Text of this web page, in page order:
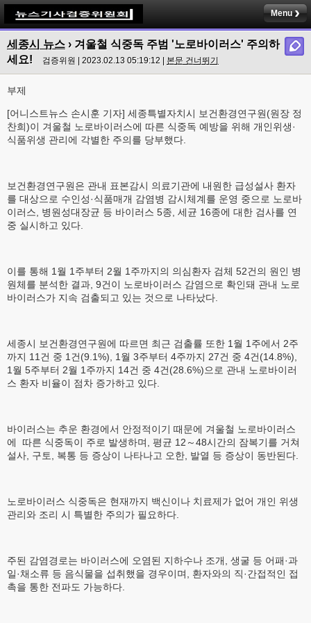
Menu
세종시 뉴스 › 겨울철 식중독 주범 '노로바이러스' 주의하
세요!
검증위원 | 2023.02.13 05:19:12 | 본문 건너뛰기
부제
[어니스트뉴스 손시훈 기자] 세종특별자치시 보건환경연구원(원장 정
찬희)이 겨울철 노로바이러스에 따른 식중독 예방을 위해 개인위생·
식품위생 관리에 각별한 주의를 당부했다.
보건환경연구원은 관내 표본감시 의료기관에 내원한 급성설사 환자
를 대상으로 수인성·식품매개 감염병 감시체계를 운영 중으로 노로바
이러스, 병원성대장균 등 바이러스 5종, 세균 16종에 대한 검사를 연
중 실시하고 있다.
이를 통해 1월 1주부터 2월 1주까지의 의심환자 검체 52건의 원인 병
원체를 분석한 결과, 9건이 노로바이러스 감염으로 확인돼 관내 노로
바이러스가 지속 검출되고 있는 것으로 나타났다.
세종시 보건환경연구원에 따르면 최근 검출률 또한 1월 1주에서 2주
까지 11건 중 1건(9.1%), 1월 3주부터 4주까지 27건 중 4건(14.8%),
1월 5주부터 2월 1주까지 14건 중 4건(28.6%)으로 관내 노로바이러
스 환자 비율이 점차 증가하고 있다.
바이러스는 추운 환경에서 안정적이기 때문에 겨울철 노로바이러스
에 따른 식중독이 주로 발생하며, 평균 12～48시간의 잠복기를 거쳐
설사, 구토, 복통 등 증상이 나타나고 오한, 발열 등 증상이 동반된다.
노로바이러스 식중독은 현재까지 백신이나 치료제가 없어 개인 위생
관리와 조리 시 특별한 주의가 필요하다.
주된 감염경로는 바이러스에 오염된 지하수나 조개, 생굴 등 어패·과
일·채소류 등 음식물을 섭취했을 경우이며, 환자와의 직·간접적인 접
촉을 통한 전파도 가능하다.